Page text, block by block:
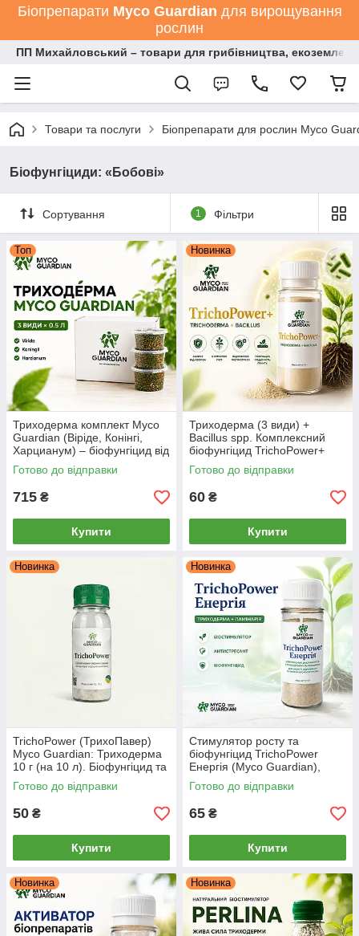
Біопрепарати Мyco Guardian для вирощування
рослин
ПП Михайловський – товари для грибівництва,
Товари та послуги Біопрепарати для рослин Myco
Біофунгіциди: «Бобові»
Сортування 1 Фільтри
Топ
Триходерма комплект Myco
Guardian (Віріде, Конінгі,
Харцианум) – біофунгіцид від
фітофторозу, сірої гнилі,
фузаріозу 3 шт * 0.5 л
Готово до відправки
715 ₴
Купити
Новинка
Триходерма (3 види) +
Bacillus spp. Комплексний
біофунгіцид TrichoPower+
(Myco Guardian), 10 г
Готово до відправки
60 ₴
Купити
Новинка
TrichoPower (ТрихоПавер)
Myco Guardian: Триходерма
10 г (на 10 л). Біофунгіцид та
укорінювач
Готово до відправки
50 ₴
Купити
Новинка
Стимулятор росту та
біофунгіцид TrichoPower
Енергія (Myco Guardian),
Триходерма + Ламінарія, 10 г
Готово до відправки
65 ₴
Купити
Новинка Новинка